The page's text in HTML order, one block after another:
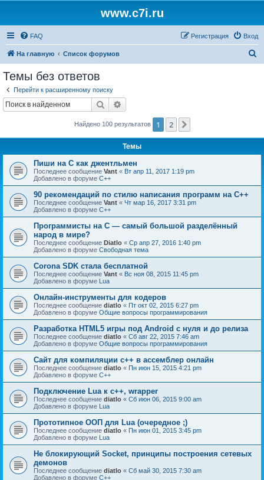
www.c7i.ru
FAQ Вход
Регистрация
На главную Список форумов
Темы без ответов
Перейти к расширенному поиску
Поиск
Найдено 100 результатов 1 2
Темы
Пиши на C как джентльмен
Последнее сообщение Vant « Вт апр 11, 2017 1:19 pm
Добавлено в форуме C++
90 рекомендаций по стилю написания программ на C++
Последнее сообщение Vant « Чт мар 16, 2017 3:31 pm
Добавлено в форуме C++
Программисты на C — самый большой разделённый
народ в мире?
Последнее сообщение Diatlo « Ср апр 27, 2016 1:40 pm
Добавлено в форуме Свободная тема
Corona SDK стала бесплатной
Последнее сообщение Vant « Вс ноя 08, 2015 11:45 pm
Добавлено в форуме Lua
Онлайн-инструменты для кодеров
Последнее сообщение diatlo « Пт окт 02, 2015 6:27 pm
Добавлено в форуме Общие вопросы программирования
Разработка HTML5 игры под Android с нуля и до релиза
Последнее сообщение diatlo « Сб авг 22, 2015 7:46 am
Добавлено в форуме Общие вопросы программирования
Сайт для компиляции c++ в ассемблер онлайн
Последнее сообщение diatlo « Пн июн 15, 2015 4:21 pm
Добавлено в форуме C++
Подключение Lua к c++, wrapper
Последнее сообщение diatlo « Сб июн 06, 2015 9:00 am
Добавлено в форуме Lua
Прототипное ООП для Lua (очередное ;)
Последнее сообщение diatlo « Пн июн 01, 2015 3:45 pm
Добавлено в форуме Lua
Не блокирующий Socket, принципы построения сетевых
демонов
Последнее сообщение diatlo « Сб май 30, 2015 7:30 am
Добавлено в форуме C++